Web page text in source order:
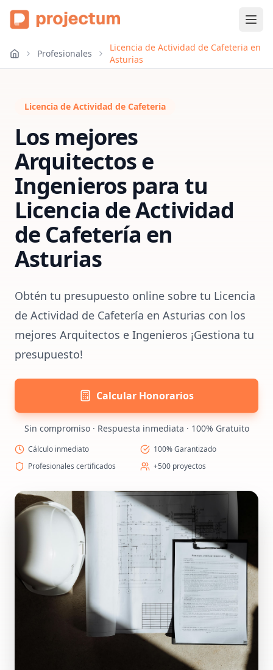
Profesionales
Licencia de Actividad de Cafeteria en
Asturias
Licencia de Actividad de Cafeteria
Los mejores
Arquitectos e
Ingenieros para tu
Licencia de Actividad
de Cafetería en
Asturias
Obtén tu presupuesto online sobre tu Licencia
de Actividad de Cafetería en Asturias con los
mejores Arquitectos e Ingenieros ¡Gestiona tu
presupuesto!
Calcular Honorarios
Sin compromiso · Respuesta inmediata · 100% Gratuito
Cálculo inmediato
100% Garantizado
Profesionales certificados
+500 proyectos